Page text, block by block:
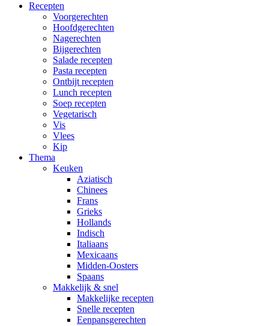
Recepten
Voorgerechten
Hoofdgerechten
Nagerechten
Bijgerechten
Salade recepten
Pasta recepten
Ontbijt recepten
Lunch recepten
Soep recepten
Vegetarisch
Vis
Vlees
Kip
Thema
Keuken
Aziatisch
Chinees
Frans
Grieks
Hollands
Indisch
Italiaans
Mexicaans
Midden-Oosters
Spaans
Makkelijk & snel
Makkelijke recepten
Snelle recepten
Eenpansgerechten